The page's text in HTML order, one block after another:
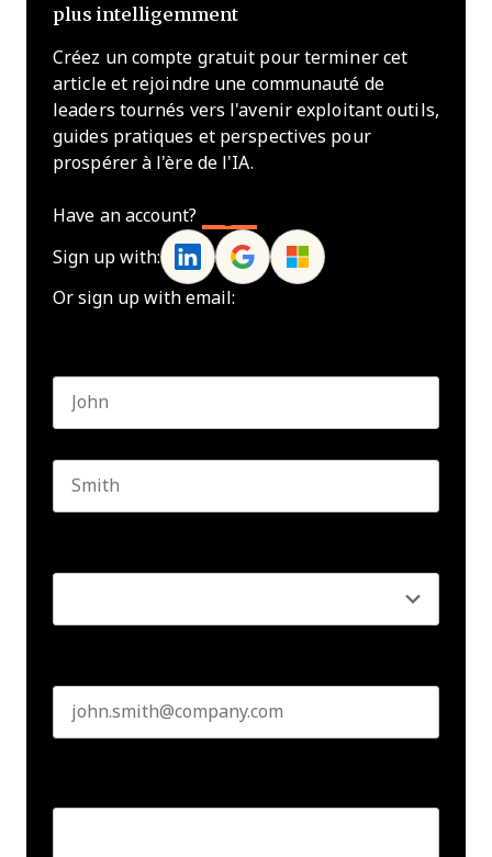
plus intelligemment
Créez un compte gratuit pour terminer cet
article et rejoindre une communauté de
leaders tournés vers l'avenir exploitant outils,
guides pratiques et perspectives pour
prospérer à l'ère de l'IA.
Have an account?
Sign up with:
Or sign up with email: